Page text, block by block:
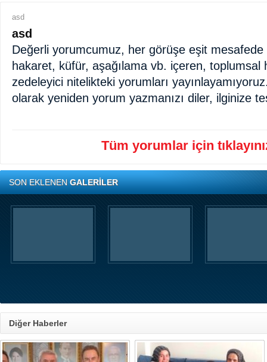
asd
asd
Değerli yorumcumuz, her görüşe eşit
hakaret, küfür, aşağılama vb. içeren, toplumsal
zedeleyici nitelikteki yorumları
olarak yeniden yorum yazmanızı diler, ilginize
Tüm yorumlar için
SON EKLENENGALERİLER
Diğer Haberler